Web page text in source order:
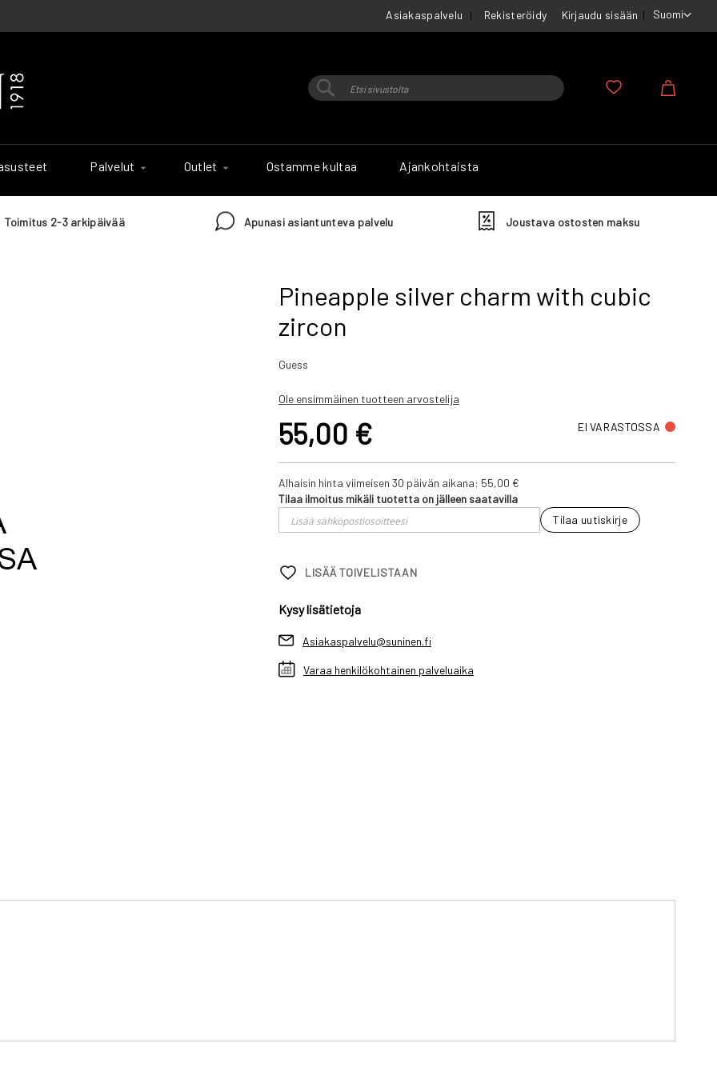
Asiakaspalvelu
Suomi
Rekisteröidy Kirjaudu sisään
Haku
Palvelut Outlet Ostamme kultaa Ajankohtaista
Toimitus 2-3 arkipäivää Apunasi asiantunteva palvelu Joustava ostosten maksu
Pineapple silver charm with cubic
zircon
Guess
Ole ensimmäinen tuotteen arvostelija
55,00 € EI VARASTOSSA
Alhaisin hinta viimeisen 30 päivän aikana: 55,00 €
Tilaa ilmoitus mikäli tuotetta on jälleen saatavilla
Tilaa uutiskirje
LISÄÄ TOIVELISTAAN
Kysy lisätietoja
Asiakaspalvelu@suninen.fi
Varaa henkilökohtainen palveluaika